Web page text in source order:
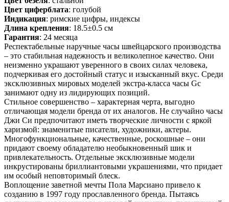
Цвет циферблата: голубой
Индикация: римские цифры, индексы
Длина крепления: 18.5±0.5 см
Гарантия: 24 месяца
Респектабельные наручные часы швейцарского производства
– это стабильная надежность и великолепное качество. Они
неизменно украшают уверенного в своих силах человека,
подчеркивая его достойный статус и изысканный вкус. Среди
эксклюзивных мировых моделей экстра-класса часы Gc
занимают одну из лидирующих позиций.
Стильное совершенство – характерная черта, выгодно
отличающая модели бренда от их аналогов. Не случайно часы
Джи Си предпочитают иметь творческие личности с яркой
харизмой: знаменитые писатели, художники, актеры.
Многофункциональные, качественные, роскошные – они
придают своему обладателю необыкновенный шик и
привлекательность. Отдельные эксклюзивные модели
инкрустированы бриллиантовыми украшениями, что придает
им особый неповторимый блеск.
Воплощение заветной мечты Пола Марсиано привело к
созданию в 1997 году прославленного бренда. Пытаясь